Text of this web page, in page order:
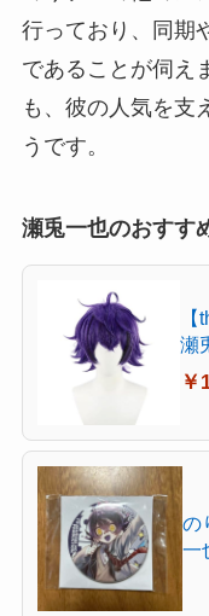
行っており、同期
であることが伺え
も、彼の人気を支
うです。
瀬兎一也のおすす
瀬
み
￥
の
一